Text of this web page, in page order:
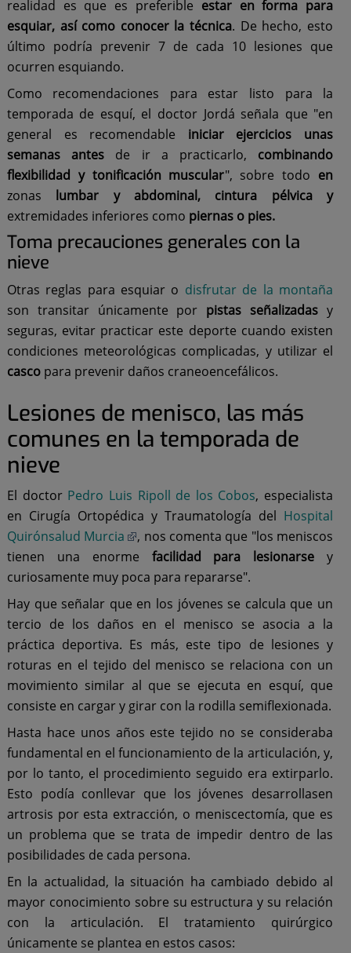
realidad es que es preferible estar en forma para
esquiar, así como conocer la técnica. De hecho, esto
último podría prevenir 7 de cada 10 lesiones que
ocurren esquiando.
Como recomendaciones para estar listo para la
temporada de esquí, el doctor Jordá señala que "en
general es recomendable iniciar ejercicios unas
semanas antes de ir a practicarlo, combinando
flexibilidad y tonificación muscular", sobre todo en
zonas lumbar y
abdominal, cintura pélvica y
extremidades inferiores como piernas o pies.
Toma precauciones generales con la
nieve
Otras reglas para esquiar o disfrutar de la montaña
son transitar únicamente por pistas señalizadas y
seguras, evitar practicar este deporte cuando existen
condiciones meteorológicas complicadas, y utilizar el
cascopara prevenir daños craneoencefálicos.
Lesiones de menisco, las más
comunes en la temporada de
nieve
El doctor Pedro Luis Ripoll de los Cobos, especialista
en Cirugía Ortopédica y Traumatología del Hospital
Quirónsalud Murcia
, nos comenta que "los meniscos
tienen una enorme facilidad para lesionarse y
curiosamente muy poca para repararse".
Hay que señalar que en los jóvenes se calcula que un
tercio de los daños en el menisco se asocia a la
práctica deportiva. Es más, este tipo de lesiones y
roturas en el tejido del menisco se relaciona con un
movimiento similar al que se ejecuta en esquí, que
consiste en cargar y girar con la rodilla semiflexionada.
Hasta hace unos años este tejido no se consideraba
fundamental en el funcionamiento de la articulación, y,
por lo tanto, el procedimiento seguido era extirparlo.
Esto podía conllevar que los jóvenes desarrollasen
artrosis por esta extracción, o meniscectomía, que es
un problema que se trata de impedir dentro de las
posibilidades de cada persona.
En la actualidad, la situación ha cambiado debido al
mayor conocimiento sobre su estructura y su relación
con la articulación. El tratamiento quirúrgico
únicamente se plantea en estos casos: